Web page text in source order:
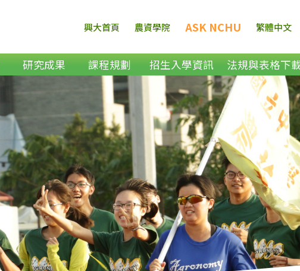
興大首頁 農資學院 ASK NCHU 繁體中文
研究成果 課程規劃 招生入學資訊 法規與表格下